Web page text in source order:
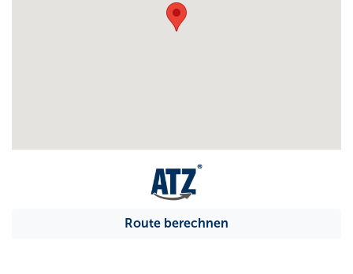
Route berechnen